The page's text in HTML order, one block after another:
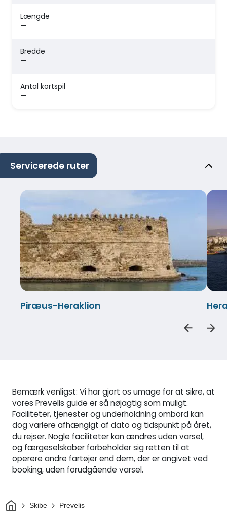
Længde
—
Bredde
—
Antal kortspil
—
Servicerede ruter
Piræus-Heraklion
Bemærk venligst: Vi har gjort os umage for at sikre, at
vores Prevelis guide er så nøjagtig som muligt.
Faciliteter, tjenester og underholdning ombord kan
dog variere afhængigt af dato og tidspunkt på året,
du rejser. Nogle faciliteter kan ændres uden varsel,
og færgeselskaber forbeholder sig retten til at
operere andre fartøjer end dem, der er angivet ved
booking, uden forudgående varsel.
HjemSkibe Prevelis